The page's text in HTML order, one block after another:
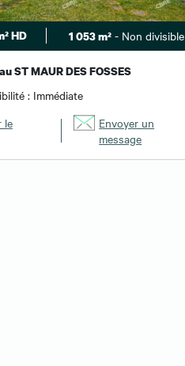
HD 1 053 m² - Non divisible
ST MAUR DES FOSSES
: Immédiate
le
Envoyer un
message